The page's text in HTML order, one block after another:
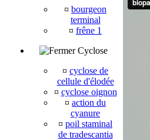
¤ bourgeon
terminal
¤ frêne 1
Cyclose
¤ cyclose de
cellule d'élodée
¤ cyclose oignon
¤ action du
cyanure
¤ poil staminal
de tradescantia